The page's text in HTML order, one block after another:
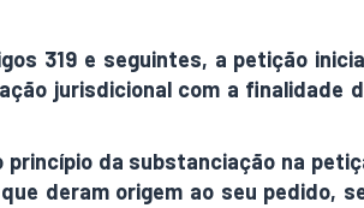
319 e seguintes, a petição
jurisdicional com a finalidade
da substanciação na
deram origem ao seu pedido,